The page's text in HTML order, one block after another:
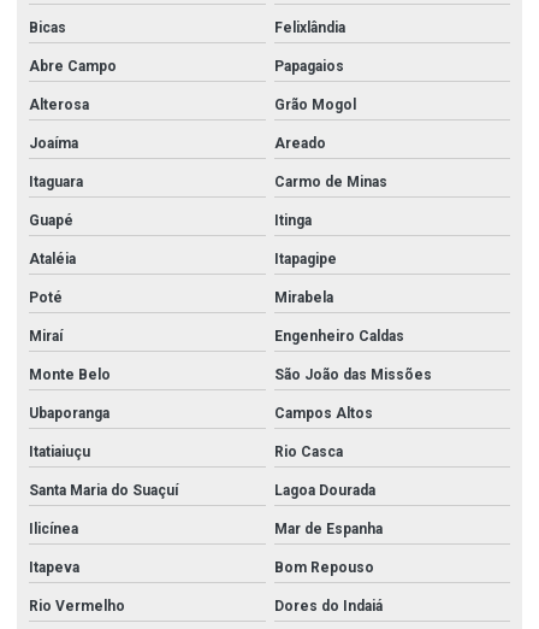
Válvula wafer 3
Válvula wafer 4
Válvula wafer 6
Válvula wafer borboleta
Válvula wafer inox
Válvulas aço carbono
Valvulas em aço inox
Valvulas e conexões em aço inox
Válvulas esfera
Vávula de retenção horizontal inox
Bicas Felixlândia
Abre Campo Papagaios
Alterosa Grão Mogol
Joaíma Areado
Itaguara Carmo de Minas
Guapé Itinga
Ataléia Itapagipe
Poté Mirabela
Miraí Engenheiro Caldas
Monte Belo São João das Missões
Ubaporanga Campos Altos
Itatiaiuçu Rio Casca
Santa Maria do Suaçuí Lagoa Dourada
Ilicínea Mar de Espanha
Itapeva Bom Repouso
Rio Vermelho Dores do Indaiá